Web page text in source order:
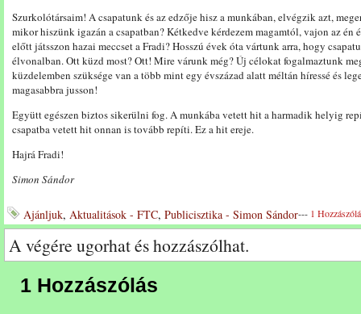
Szurkolótársaim! A csapatunk és az edzője hisz a munkában, elvégzik azt,
mikor hiszünk igazán a csapatban? Kétkedve kérdezem magamtól, vajon az én
előtt játsszon hazai meccset a Fradi? Hosszú évek óta vártunk arra, hogy
élvonalban. Ott küzd most? Ott! Mire várunk még? Új célokat fogalmaztunk
küzdelemben szüksége van a több mint egy évszázad alatt méltán híressé és
magasabbra jusson!
Együtt egészen biztos sikerülni fog. A munkába vetett hit a harmadik helyig
csapatba vetett hit onnan is tovább repíti. Ez a hit ereje.
Hajrá Fradi!
Simon Sándor
Ajánljuk, Aktualitások - FTC, Publicisztika - Simon Sándor--- 1
A végére ugorhat és hozzászólhat.
1 Hozzászólás